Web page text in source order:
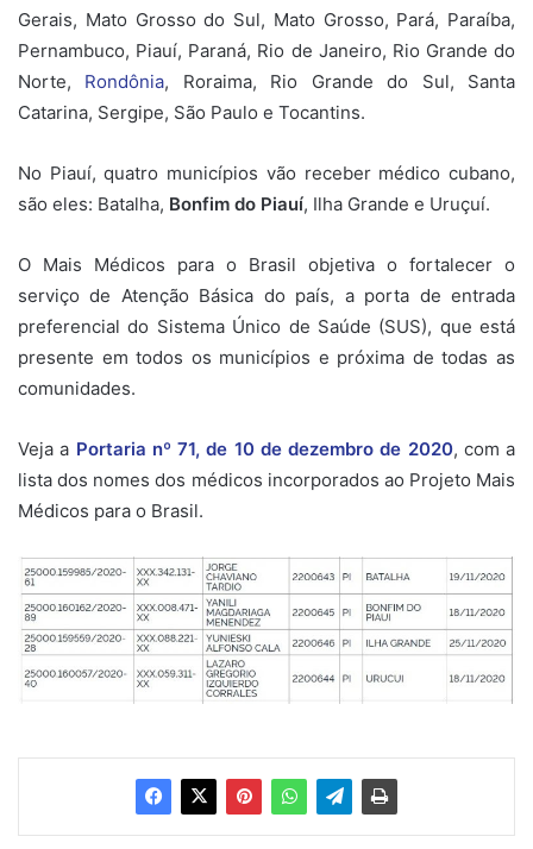
Gerais, Mato Grosso do Sul, Mato Grosso, Pará, Paraíba,
Pernambuco, Piauí, Paraná, Rio de Janeiro, Rio Grande do
Norte, Rondônia, Roraima, Rio Grande do Sul, Santa
Catarina, Sergipe, São Paulo e Tocantins.
No Piauí, quatro municípios vão receber médico cubano,
são eles: Batalha, Bonfim do Piauí, Ilha Grande e Uruçuí.
O Mais Médicos para o Brasil objetiva o fortalecer o
serviço de Atenção Básica do país, a porta de entrada
preferencial do Sistema Único de Saúde (SUS), que está
presente em todos os municípios e próxima de todas as
comunidades.
Veja a Portaria nº 71, de 10 de dezembro de 2020, com a
lista dos nomes dos médicos incorporados ao Projeto Mais
Médicos para o Brasil.